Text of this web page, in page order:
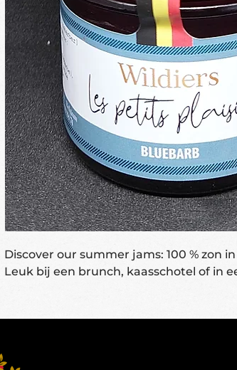
Discover our summer jams: 100 % zon
Leuk bij een brunch, kaasschotel of in